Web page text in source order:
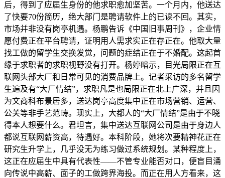
后，得到了应届生身份的他求职愈加坚苦。一个月内，他送达
了快要70份简历，绝大部门是聘请软件上的已读不回。其实，
市场并非没有岗亭机遇。杨鹏告诉《中国旧事周刊》，企业情
愿付费正在平台聘请，证明用人需求实正在存正在。他取大量
找工做的留学生交换发觉，问题的症结正在于不婚配。这起首
缘于求职者的求职视野没有打开。杨婷暗示，目光局限正在互
联网头部大厂和日常可见的消费品牌上。记者采访的多名留学
生遍及有“大厂情结”，求职凡是也局限正在北上广深，并且因
为文商科布景居多，送达岗亭高度集中正在市场营销、运营、
公关等非手艺范畴。现实上，大都人的“大厂情结”是由于不晓
得本人想要什么。君坦言，集中送达互联网公司是由于身边人
都说互联网薪资高，待遇好。本科阶段，她将次要精神花正在
研究生升学上，几乎没无为练习做过系统规划。某种程度上，
这正在应届生中具有代表性——不管专业能否对口，便盲目涌
向传说中高薪、面子的工做跨界海投。而正在用人方看来，这